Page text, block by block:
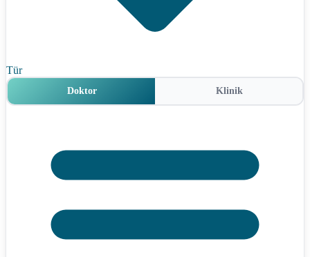
Tür
Doktor Klinik